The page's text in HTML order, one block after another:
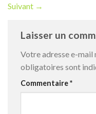
Suivant →
Laisser un
Votre adresse e-mail
obligatoires sont
Commentaire*